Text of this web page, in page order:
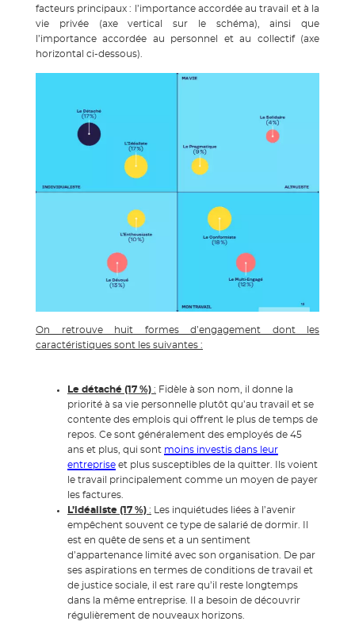
facteurs principaux : l’importance accordée au travail et à la
vie privée (axe vertical sur le schéma), ainsi que
l’importance accordée au personnel et au collectif (axe
horizontal ci-dessous).
On retrouve huit formes d’engagement dont les
caractéristiques sont les suivantes :
Le détaché (17 %) : Fidèle à son nom, il donne la
priorité à sa vie personnelle plutôt qu’au travail et se
contente des emplois qui offrent le plus de temps de
repos. Ce sont généralement des employés de 45
ans et plus, qui sont moins investis dans leur
entreprise et plus susceptibles de la quitter. Ils voient
le travail principalement comme un moyen de payer
les factures.
L’idéaliste (17 %) : Les inquiétudes liées à l’avenir
empêchent souvent ce type de salarié de dormir. Il
est en quête de sens et a un sentiment
d’appartenance limité avec son organisation. De par
ses aspirations en termes de conditions de travail et
de justice sociale, il est rare qu’il reste longtemps
dans la même entreprise. Il a besoin de découvrir
régulièrement de nouveaux horizons.